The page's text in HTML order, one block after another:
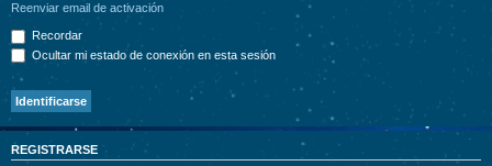
Reenviar email de activación
Recordar
Ocultar mi estado de conexión en esta sesión
REGISTRARSE